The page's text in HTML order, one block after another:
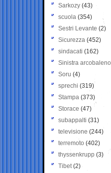
Sarkozy (43)
scuola (354)
Sestri Levante (2)
Sicurezza (452)
sindacati (162)
Sinistra arcobaleno
Soru (4)
sprechi (319)
Stampa (373)
Storace (47)
subappalti (31)
televisione(244)
terremoto (402)
thyssenkrupp (3)
Tibet(2)